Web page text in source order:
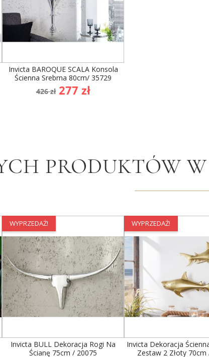
Invicta BAROQUE SCALA Konsola
Ścienna Srebrna 80cm/ 35729
Cena
podstawowa
426 zł Cena
277 zł
PRODUKTÓW
WYPRZEDAŻ!
Invicta BULL Dekoracja Rogi Na
Ścianę 75cm / 20075
WYPRZEDAŻ!
Invicta Dekoracja
Zestaw 2 Złoty 70cm